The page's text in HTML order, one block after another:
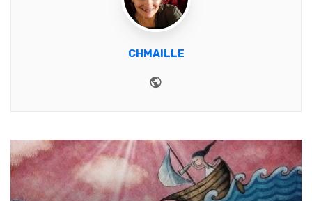
CHMAILLE